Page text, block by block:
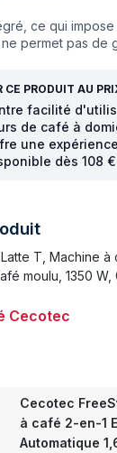
ce qui
permet pas de
CE PRODUIT AU
facilité
de café à
une
dès 108 €
T, Machine à
moulu, 1350 W,
Cecotec
Cecotec
à café 2-en-1
Automatique